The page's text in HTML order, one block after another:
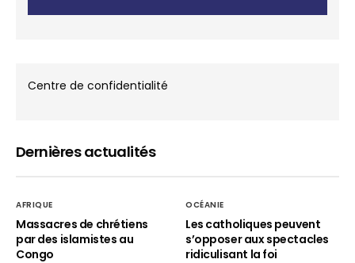
Centre de confidentialité
Dernières actualités
AFRIQUE
Massacres de chrétiens
par des islamistes au
Congo
OCÉANIE
Les catholiques peuvent
s’opposer aux spectacles
ridiculisant la foi